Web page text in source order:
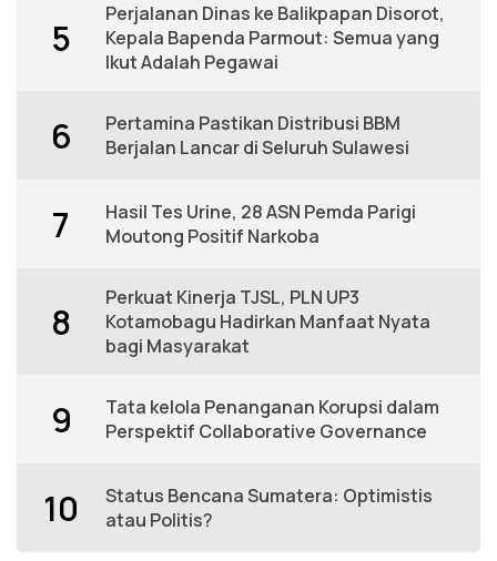
5
Perjalanan Dinas ke Balikpapan Disorot,
Kepala Bapenda Parmout: Semua yang
Ikut Adalah Pegawai
6
Pertamina Pastikan Distribusi BBM
Berjalan Lancar di Seluruh Sulawesi
7
Hasil Tes Urine, 28 ASN Pemda Parigi
Moutong Positif Narkoba
8
Perkuat Kinerja TJSL, PLN UP3
Kotamobagu Hadirkan Manfaat Nyata
bagi Masyarakat
9
Tata kelola Penanganan Korupsi dalam
Perspektif Collaborative Governance
10
Status Bencana Sumatera: Optimistis
atau Politis?